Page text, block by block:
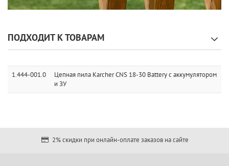
ПОДХОДИТ К ТОВАРАМ
1.444-001.0
Цепная пила Karcher CNS 18-30 Battery с аккумулятором
и ЗУ
2% скидки при онлайн-оплате заказов на сайте